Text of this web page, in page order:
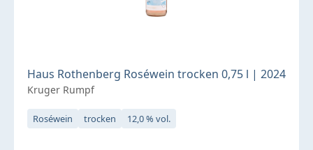
Haus Rothenberg Roséwein trocken 0,75 l | 2024
Kruger Rumpf
Roséwein trocken 12,0 % vol.